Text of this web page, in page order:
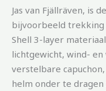
Jas van Fjällräven, is
bijvoorbeeld trekking
Shell 3-layer
lichtgewicht, wind-
verstelbare
helm onder te